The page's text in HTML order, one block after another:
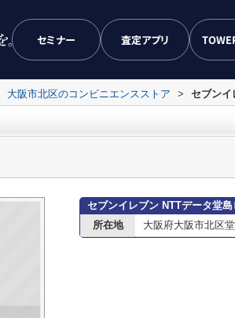
セミナー 査定アプリ
大阪市北区のコンビニエンスストア > セブンイ
セブンイレブン NTTデータ堂
所在地
大阪府大阪市北区